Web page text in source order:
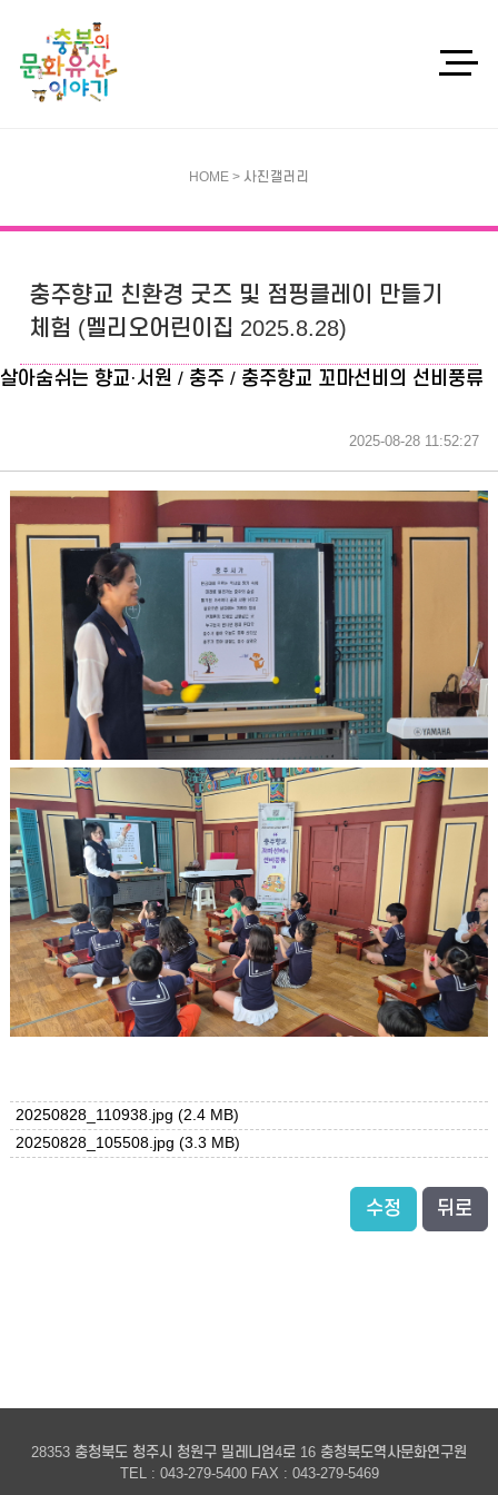
HOME > 사진갤러리
충주향교 친환경 굿즈 및 점핑클레이 만들기
체험 (멜리오어린이집 2025.8.28)
살아숨쉬는 향교·서원 / 충주 / 충주향교 꼬마선비의 선비풍류
2025-08-28 11:52:27
20250828_110938.jpg (2.4 MB)
20250828_105508.jpg (3.3 MB)
수정 뒤로
28353 충청북도 청주시 청원구 밀레니엄4로 16 충청북도역사문화연구원
TEL : 043-279-5400 FAX : 043-279-5469